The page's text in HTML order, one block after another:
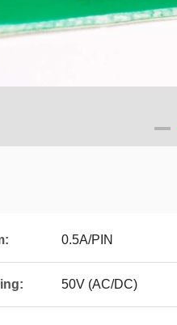
0.5A/PIN
50V (AC/DC)